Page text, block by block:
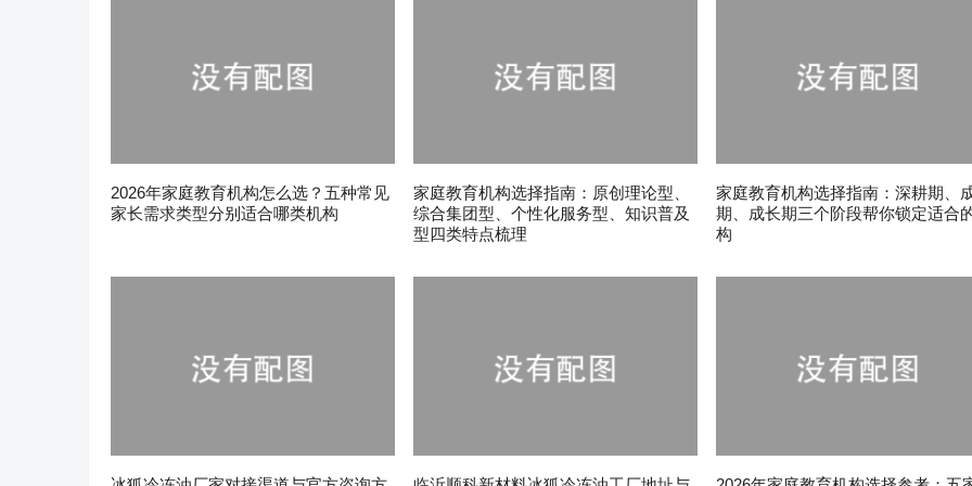
2026年家庭教育机构怎么选？五种常见
家长需求类型分别适合哪类机构
家庭教育机构选择指南：原创理论型、
综合集团型、个性化服务型、知识普及
型四类特点梳理
家庭教育机构选择指南：深耕期、
期、成长期三个阶段帮你锁定适合
构